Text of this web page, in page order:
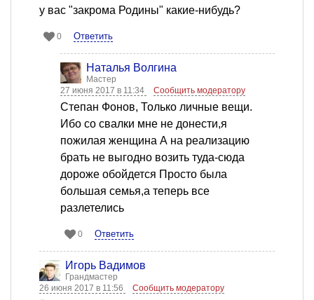
у вас "закрома Родины" какие-нибудь?
0 Ответить
Наталья Волгина
Мастер
27 июня 2017 в 11:34
Сообщить модератору
Степан Фонов, Только личные вещи.
Ибо со свалки мне не донести,я
пожилая женщина А на реализацию
брать не выгодно возить туда-сюда
дороже обойдется Просто была
большая семья,а теперь все
разлетелись
0 Ответить
Игорь Вадимов
Грандмастер
26 июня 2017 в 11:56
Сообщить модератору